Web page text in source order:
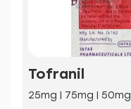
Tofranil
25mg | 75mg | 50mg